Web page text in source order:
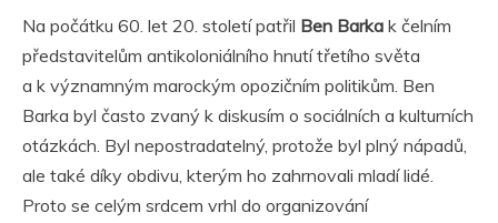
Na počátku 60. let 20. století patřil Ben Barka k čelním
představitelům antikoloniálního hnutí třetího světa
a k významným marockým opozičním politikům. Ben
Barka byl často zvaný k diskusím o sociálních a kulturních
otázkách. Byl nepostradatelný, protože byl plný nápadů,
ale také díky obdivu, kterým ho zahrnovali mladí lidé.
Proto se celým srdcem vrhl do organizování